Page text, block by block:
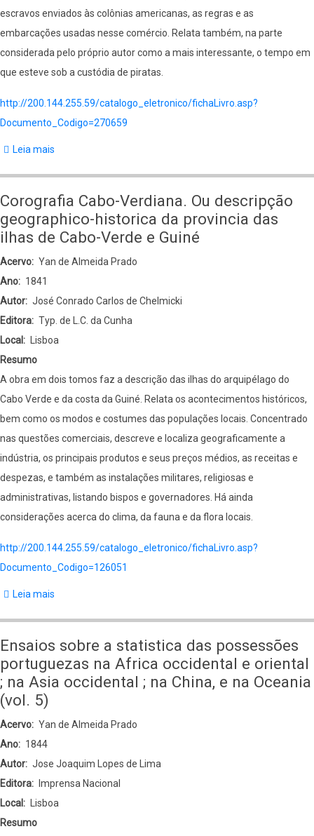
escravos enviados às colônias americanas, as regras e as
embarcações usadas nesse comércio. Relata também, na parte
considerada pelo próprio autor como a mais interessante, o tempo em
que esteve sob a custódia de piratas.
http://200.144.255.59/catalogo_eletronico/fichaLivro.asp?
Documento_Codigo=270659
Leia mais
account
of
and
slave-
trade
Corografia Cabo-Verdiana. Ou descripção
geographico-historica da provincia das
ilhas de Cabo-Verde e Guiné
Acervo
Yan de Almeida Prado
Ano
1841
Autor
José Conrado Carlos de Chelmicki
Editora
Typ. de L.C. da Cunha
Local
Lisboa
Resumo
A obra em dois tomos faz a descrição das ilhas do arquipélago do
Cabo Verde e da costa da Guiné. Relata os acontecimentos históricos,
bem como os modos e costumes das populações locais. Concentrado
nas questões comerciais, descreve e localiza geograficamente a
indústria, os principais produtos e seus preços médios, as receitas e
despezas, e também as instalações militares, religiosas e
administrativas, listando bispos e governadores. Há ainda
considerações acerca do clima, da fauna e da flora locais.
http://200.144.255.59/catalogo_eletronico/fichaLivro.asp?
Documento_Codigo=126051
Leia mais
Verdiana.
Ou
historica
provincia
das
ilhas
Ensaios sobre a statistica das possessões
portuguezas na Africa occidental e oriental
; na Asia occidental ; na China, e na Oceania
(vol. 5)
Acervo
Yan de Almeida Prado
Ano
1844
Autor
Jose Joaquim Lopes de Lima
Editora
Imprensa Nacional
Local
Lisboa
Resumo